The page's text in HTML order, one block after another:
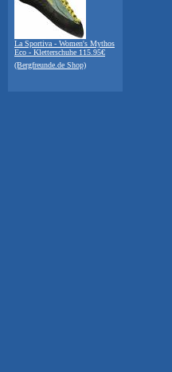
La Sportiva - Women's Mythos
Eco - Kletterschuhe 115.95€
(Bergfreunde.de Shop)